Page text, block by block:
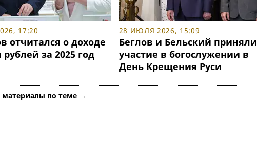
17:20
отчитался о доходе
за 2025 год
28 ИЮЛЯ 2026, 15:09
Беглов и Бельский приняли
участие в богослужении в
День Крещения Руси
материалы по теме →